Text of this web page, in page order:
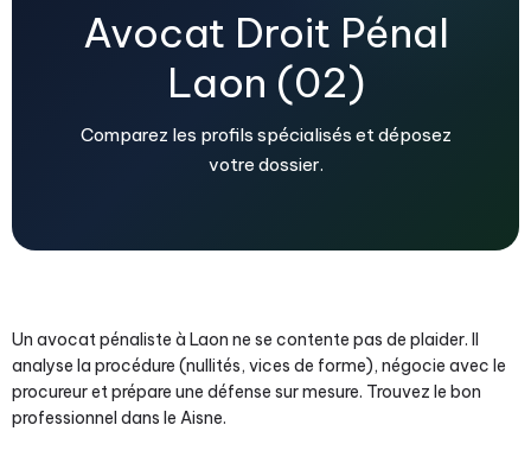
Avocat Droit Pénal
Laon (02)
Comparez les profils spécialisés et déposez
votre dossier.
Un avocat pénaliste à Laon ne se contente pas de plaider. Il
analyse la procédure (nullités, vices de forme), négocie avec le
procureur et prépare une défense sur mesure. Trouvez le bon
professionnel dans le Aisne.